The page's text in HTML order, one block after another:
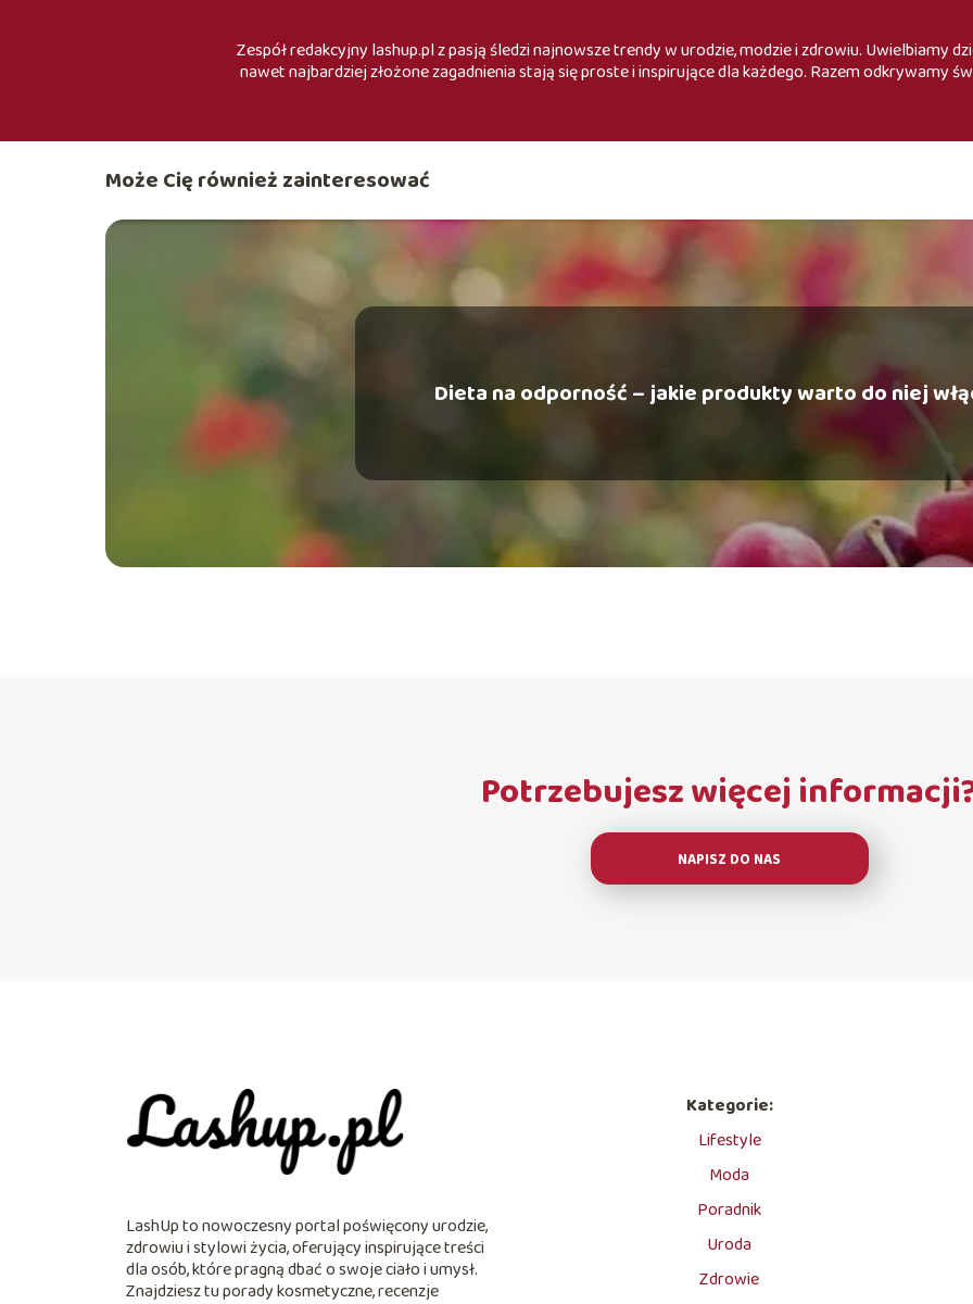
Zespół redakcyjny lashup.pl z pasją śledzi najnowsze trendy w urodzie, modzie i zdrowiu. Uwielbiamy
nawet najbardziej złożone zagadnienia stają się proste i inspirujące dla każdego. Razem odkrywamy
Może Cię również zainteresować
Dieta na odporność – jakie produkty warto do niej
Potrzebujesz więcej
NAPISZ DO NAS
LashUp to nowoczesny portal poświęcony urodzie,
zdrowiu i stylowi życia, oferujący inspirujące treści
dla osób, które pragną dbać o swoje ciało i umysł.
Znajdziesz tu porady kosmetyczne, recenzje
Kategorie:
Lifestyle
Moda
Poradnik
Uroda
Zdrowie